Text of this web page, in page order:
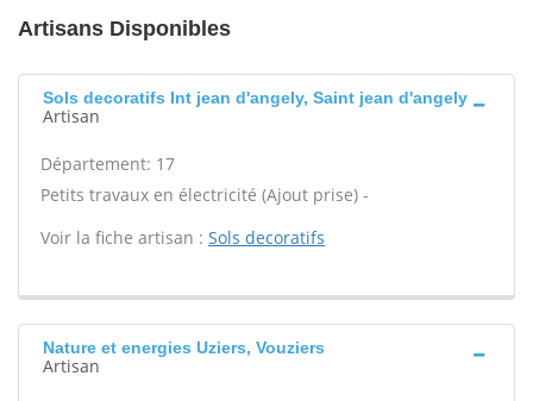
Artisans Disponibles
Sols decoratifs Int jean d'angely, Saint jean d'angely
Artisan
Département: 17
Petits travaux en électricité (Ajout prise) -
Voir la fiche artisan : Sols decoratifs
Nature et energies Uziers, Vouziers
Artisan